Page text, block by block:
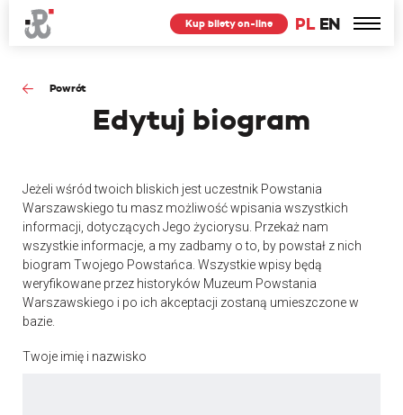
PL EN
Kup bilety on-line
Powrót
Edytuj biogram
Jeżeli wśród twoich bliskich jest uczestnik Powstania
Warszawskiego tu masz możliwość wpisania wszystkich
informacji, dotyczących Jego życiorysu. Przekaż nam
wszystkie informacje, a my zadbamy o to, by powstał z nich
biogram Twojego Powstańca. Wszystkie wpisy będą
weryfikowane przez historyków Muzeum Powstania
Warszawskiego i po ich akceptacji zostaną umieszczone w
bazie.
Twoje imię i nazwisko